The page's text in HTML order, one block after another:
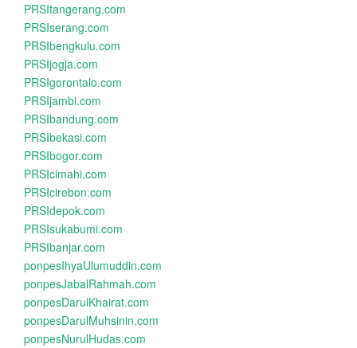
PRSItangerang.com
PRSIserang.com
PRSIbengkulu.com
PRSIjogja.com
PRSIgorontalo.com
PRSIjambi.com
PRSIbandung.com
PRSIbekasi.com
PRSIbogor.com
PRSIcimahi.com
PRSIcirebon.com
PRSIdepok.com
PRSIsukabumi.com
PRSIbanjar.com
ponpesIhyaUlumuddin.com
ponpesJabalRahmah.com
ponpesDarulKhairat.com
ponpesDarulMuhsinin.com
ponpesNurulHudas.com